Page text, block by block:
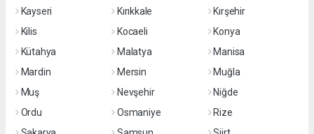
Kayseri
Kırıkkale
Kırşehir
Kilis
Kocaeli
Konya
Kütahya
Malatya
Manisa
Mardin
Mersin
Muğla
Muş
Nevşehir
Niğde
Ordu
Osmaniye
Rize